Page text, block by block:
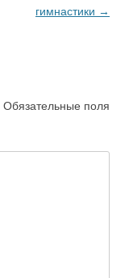
гимнастики →
Обязательные поля